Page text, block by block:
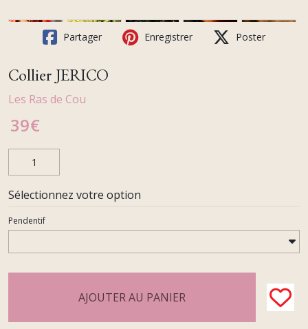
Partager Enregistrer Poster
Collier JERICO
Les Ras de Cou
39€
Sélectionnez votre option
Pendentif
AJOUTER AU PANIER